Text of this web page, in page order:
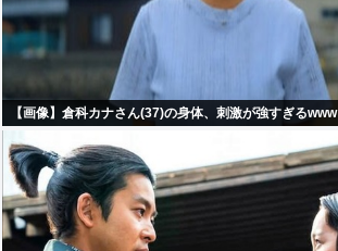
【画像】倉科カナさん(37)の身体、刺激が強すぎるwww